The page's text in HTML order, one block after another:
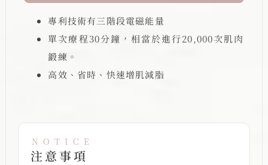
專利技術有三階段電磁能量
單次療程30分鐘，相當於進行20,000次肌肉
鍛練。
高效、省時、快速增肌減脂
NOTICE
注意事項